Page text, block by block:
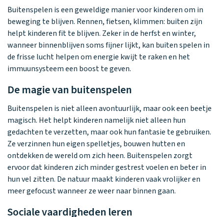
Buitenspelen is een geweldige manier voor kinderen om in
beweging te blijven. Rennen, fietsen, klimmen: buiten zijn
helpt kinderen fit te blijven. Zeker in de herfst en winter,
wanneer binnenblijven soms fijner lijkt, kan buiten spelen in
de frisse lucht helpen om energie kwijt te raken en het
immuunsysteem een boost te geven.
De magie van buitenspelen
Buitenspelen is niet alleen avontuurlijk, maar ook een beetje
magisch. Het helpt kinderen namelijk niet alleen hun
gedachten te verzetten, maar ook hun fantasie te gebruiken.
Ze verzinnen hun eigen spelletjes, bouwen hutten en
ontdekken de wereld om zich heen. Buitenspelen zorgt
ervoor dat kinderen zich minder gestrest voelen en beter in
hun vel zitten. De natuur maakt kinderen vaak vrolijker en
meer gefocust wanneer ze weer naar binnen gaan.
Sociale vaardigheden leren